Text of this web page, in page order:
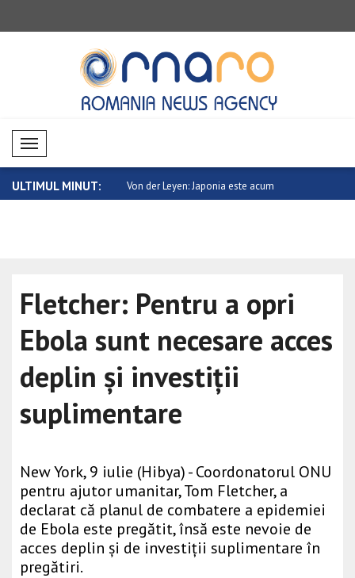
Mobil Menü
ULTIMUL MINUT:
Japonia este acum Evoluție negativă pe piețele
Fletcher: Pentru a opri
Ebola sunt necesare acces
deplin și investiții
suplimentare
New York, 9 iulie (Hibya) - Coordonatorul ONU
pentru ajutor umanitar, Tom Fletcher, a
declarat că planul de combatere a epidemiei
de Ebola este pregătit, însă este nevoie de
acces deplin și de investiții suplimentare în
pregătiri.